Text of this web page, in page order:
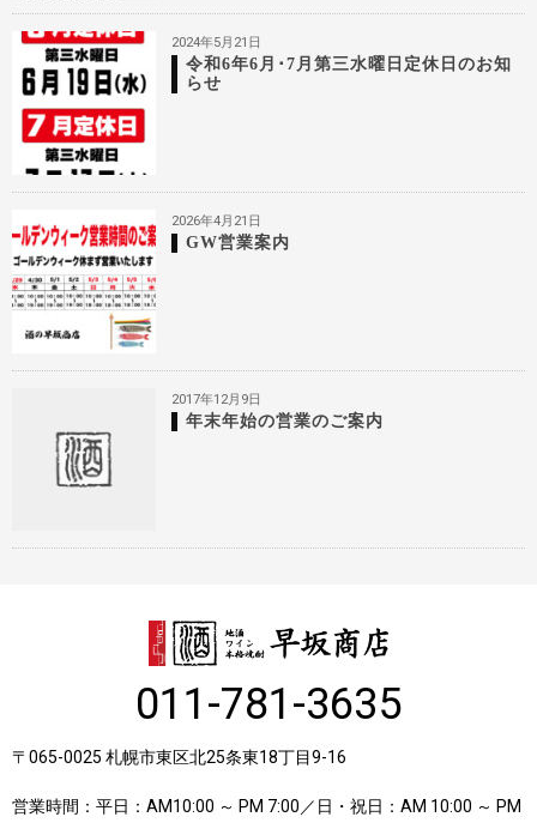
2024年5月21日
令和6年6月･7月第三水曜日定休日のお知
らせ
2026年4月21日
GW営業案内
2017年12月9日
年末年始の営業のご案内
011-781-3635
〒065-0025 札幌市東区北25条東18丁目9-16
営業時間：平日：AM10:00 ～ PM 7:00／日・祝日：AM 10:00 ～ PM